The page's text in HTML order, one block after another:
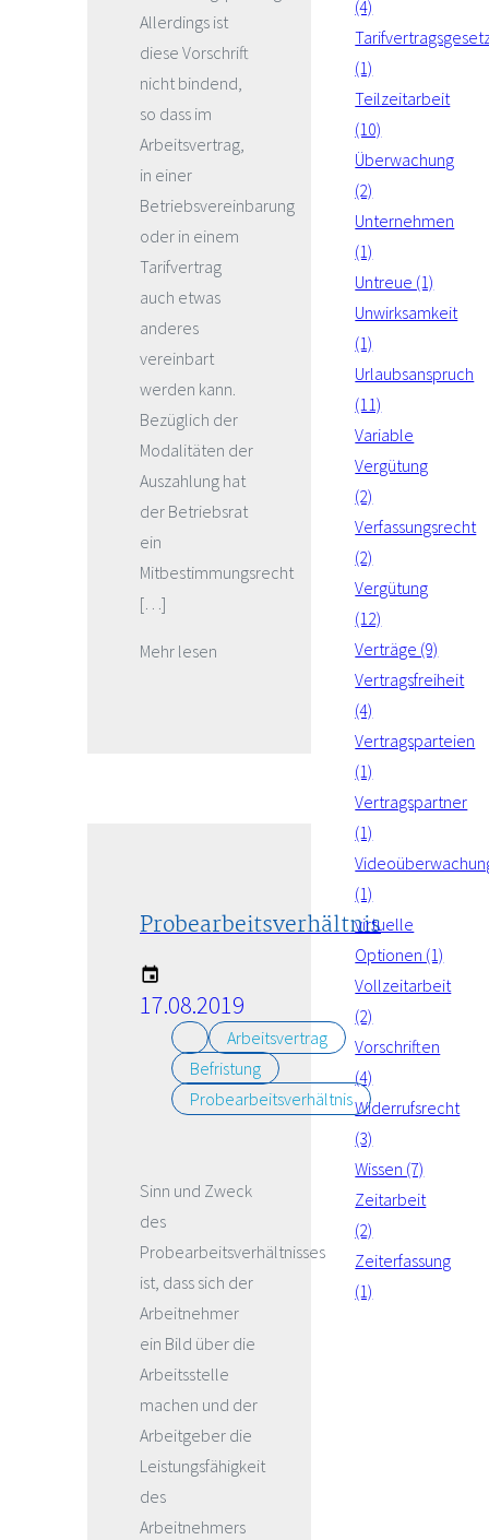
Allerdings ist
diese Vorschrift
nicht bindend,
so dass im
Arbeitsvertrag,
in einer
Betriebsvereinbarung
oder in einem
Tarifvertrag
auch etwas
anderes
vereinbart
werden kann.
Bezüglich der
Modalitäten der
Auszahlung hat
der Betriebsrat
ein
Mitbestimmungsrecht
[…]
Mehr lesen
Probearbeitsverhältnis
17.08.2019
Arbeitsvertrag
Befristung
Probearbeitsverhältnis
Sinn und Zweck
des
Probearbeitsverhältnisses
ist, dass sich der
Arbeitnehmer
ein Bild über die
Arbeitsstelle
machen und der
Arbeitgeber die
Leistungsfähigkeit
des
Arbeitnehmers
(4)
(1)
Teilzeitarbeit
(10)
Überwachung
(2)
Unternehmen
(1)
Untreue (1)
Unwirksamkeit
(1)
Urlaubsanspruch
(11)
Variable
Vergütung
(2)
Verfassungsrecht
(2)
Vergütung
(12)
Verträge (9)
Vertragsfreiheit
(4)
Vertragsparteien
(1)
Vertragspartner
(1)
(1)
virtuelle
Optionen (1)
Vollzeitarbeit
(2)
Vorschriften
(4)
Widerrufsrecht
(3)
Wissen (7)
Zeitarbeit
(2)
Zeiterfassung
(1)